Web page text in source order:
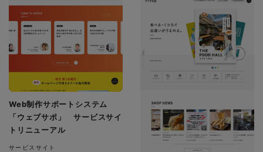
Web制作サポートシステム
「ウェブサポ」 サービスサイ
トリニューアル
サービスサイト